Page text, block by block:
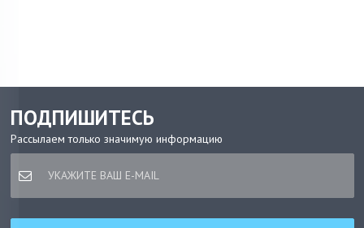
ПОДПИШИТЕСЬ
Рассылаем только значимую информацию